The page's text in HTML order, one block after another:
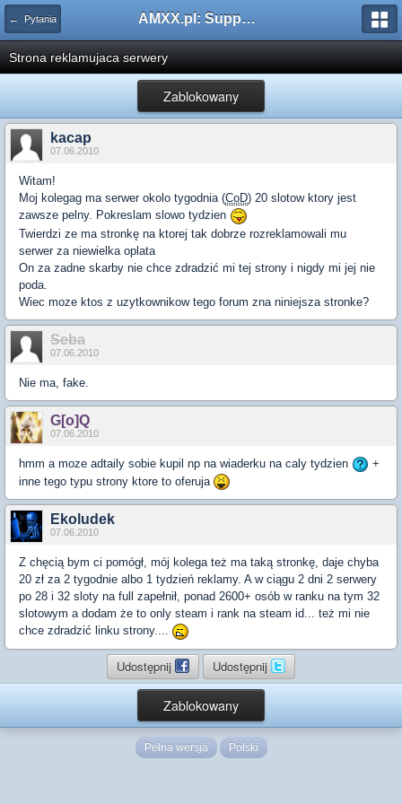
← Pytania AMXX.pl: Support AMX Mod X i SourceMod
Strona reklamujaca serwery
Zablokowany
kacap
07.06.2010
Witam!
Moj kolegag ma serwer okolo tygodnia (CoD) 20 slotow ktory jest
zawsze pelny. Pokreslam slowo tydzien
Twierdzi ze ma stronkę na ktorej tak dobrze rozreklamowali mu
serwer za niewielka oplata
On za zadne skarby nie chce zdradzić mi tej strony i nigdy mi jej nie
poda.
Wiec moze ktos z uzytkownikow tego forum zna niniejsza stronke?
Seba
07.06.2010
Nie ma, fake.
G[o]Q
07.06.2010
hmm a moze adtaily sobie kupil np na wiaderku na caly tydzien
+
inne tego typu strony ktore to oferuja
Ekoludek
07.06.2010
Z chęcią bym ci pomógł, mój kolega też ma taką stronkę, daje chyba
20 zł za 2 tygodnie albo 1 tydzień reklamy. A w ciągu 2 dni 2 serwery
po 28 i 32 sloty na full zapełnił, ponad 2600+ osób w ranku na tym 32
slotowym a dodam że to only steam i rank na steam id... też mi nie
chce zdradzić linku strony....
Udostępnij Udostępnij
Zablokowany
Pełna wersja Polski